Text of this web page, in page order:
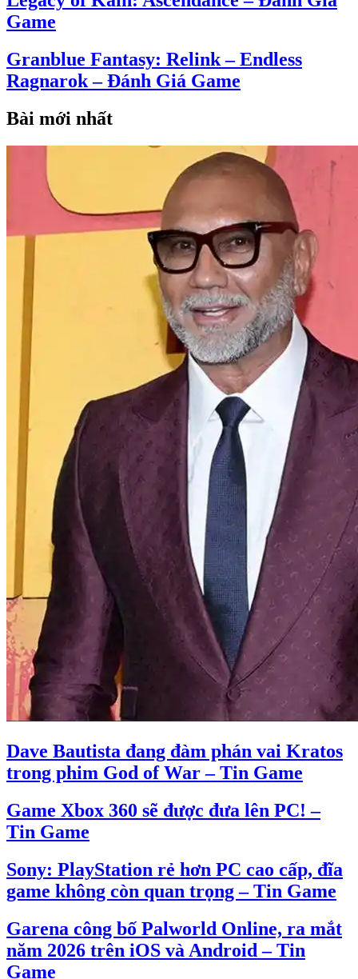
Game
Granblue Fantasy: Relink – Endless
Ragnarok – Đánh Giá Game
Bài mới nhất
Dave Bautista đang đàm phán vai Kratos
trong phim God of War – Tin Game
Game Xbox 360 sẽ được đưa lên PC! –
Tin Game
Sony: PlayStation rẻ hơn PC cao cấp, đĩa
game không còn quan trọng – Tin Game
Garena công bố Palworld Online, ra mắt
năm 2026 trên iOS và Android – Tin
Game